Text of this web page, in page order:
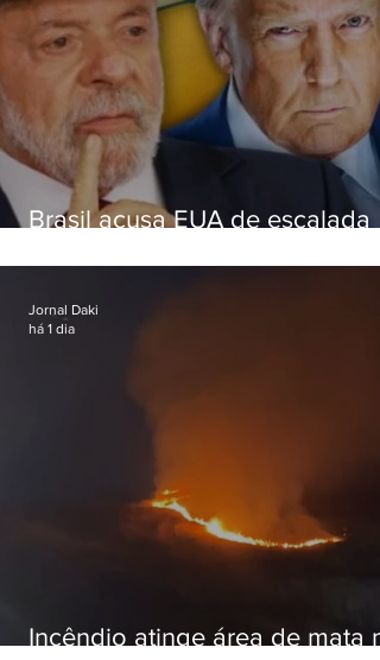
Brasil acusa EUA de escalada
embaixadora
Incêndio atinge área de mata
Jornal Daki
há 1 dia